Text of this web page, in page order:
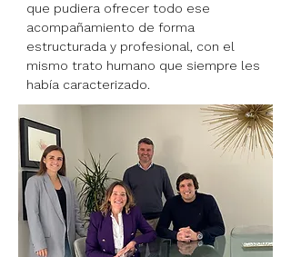
que pudiera ofrecer todo ese
acompañamiento de forma
estructurada y profesional, con el
mismo trato humano que siempre les
había caracterizado.